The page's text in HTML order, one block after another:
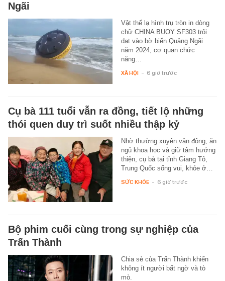
Ngãi
Vật thể lạ hình trụ tròn in dòng
chữ CHINA BUOY SF303 trôi
dạt vào bờ biển Quảng Ngãi
năm 2024, cơ quan chức
năng…
XÃ HỘI - 6 giờ trước
Cụ bà 111 tuổi vẫn ra đồng, tiết lộ những
thói quen duy trì suốt nhiều thập kỷ
Nhờ thường xuyên vận động, ăn
ngủ khoa học và giữ tâm hướng
thiện, cụ bà tại tỉnh Giang Tô,
Trung Quốc sống vui, khỏe ở…
SỨC KHỎE - 6 giờ trước
Bộ phim cuối cùng trong sự nghiệp của
Trấn Thành
Chia sẻ của Trấn Thành khiến
không ít người bất ngờ và tò
mò.